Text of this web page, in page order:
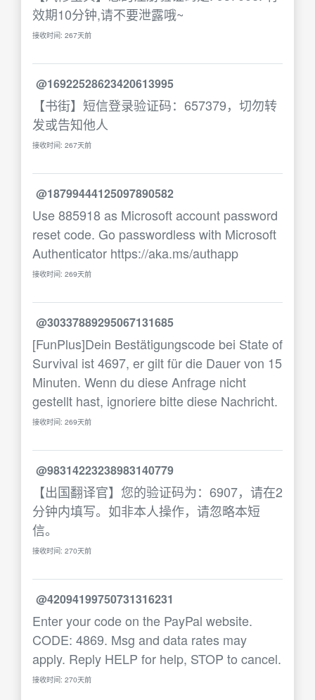
效期10分钟,请不要泄露哦~
接收时间: 267天前
@16922528623420613995
【书街】短信登录验证码：657379，切勿转
发或告知他人
接收时间: 267天前
@18799444125097890582
Use 885918 as Microsoft account password
reset code. Go passwordless with Microsoft
Authenticator https://aka.ms/authapp
接收时间: 269天前
@30337889295067131685
[FunPlus]Dein Bestätigungscode bei State of
Survival ist 4697, er gilt für die Dauer von 15
Minuten. Wenn du diese Anfrage nicht
gestellt hast, ignoriere bitte diese Nachricht.
接收时间: 269天前
@98314223238983140779
【出国翻译官】您的验证码为：6907，请在2
分钟内填写。如非本人操作，请忽略本短
信。
接收时间: 270天前
@42094199750731316231
Enter your code on the PayPal website.
CODE: 4869. Msg and data rates may
apply. Reply HELP for help, STOP to cancel.
接收时间: 270天前